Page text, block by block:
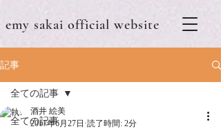
emy sakai official website
記事
全ての記事
全ての記事
酒井 絵美
2017年6月27日 読了時間: 2分